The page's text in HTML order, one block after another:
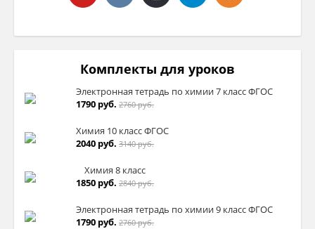
Комплекты для уроков
Электронная тетрадь по химии 7 класс ФГОС
1790 руб. 2760 руб.
Химия 10 класс ФГОС
2040 руб. 3140 руб.
Химия 8 класс
1850 руб. 2840 руб.
Электронная тетрадь по химии 9 класс ФГОС
1790 руб. 2760 руб.